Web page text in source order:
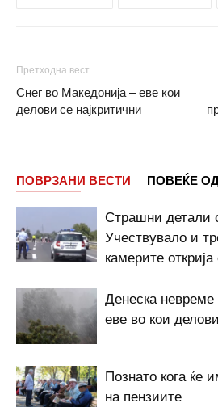
Претходна вест
Снег во Македонија – еве кои
делови се најкритични
ПОВРЗАНИ ВЕСТИ ПОВЕЌЕ
Страшни детали
Учествувало и
камерите открија
Денеска
еве во кои делови
Познато кога ќе
на пензиите